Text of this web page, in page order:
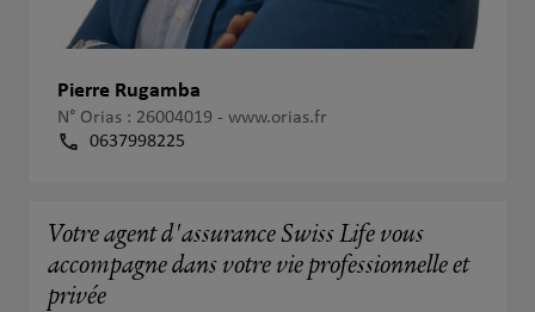
Pierre Rugamba
N° Orias : 26004019 - www.orias.fr
0637998225
Votre agent d'assurance Swiss Life vous
accompagne dans votre vie professionnelle et
privée